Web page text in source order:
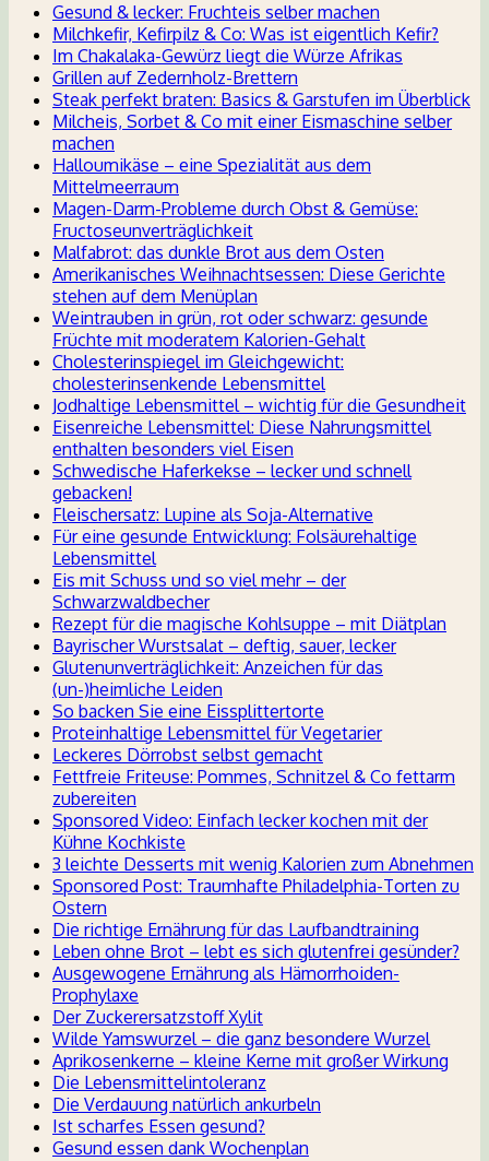
Gesund & lecker: Fruchteis selber machen
Milchkefir, Kefirpilz & Co: Was ist eigentlich Kefir?
Im Chakalaka-Gewürz liegt die Würze Afrikas
Grillen auf Zedernholz-Brettern
Steak perfekt braten: Basics & Garstufen im Überblick
Milcheis, Sorbet & Co mit einer Eismaschine selber
machen
Halloumikäse – eine Spezialität aus dem
Mittelmeerraum
Magen-Darm-Probleme durch Obst & Gemüse:
Fructoseunverträglichkeit
Malfabrot: das dunkle Brot aus dem Osten
Amerikanisches Weihnachtsessen: Diese Gerichte
stehen auf dem Menüplan
Weintrauben in grün, rot oder schwarz: gesunde
Früchte mit moderatem Kalorien-Gehalt
Cholesterinspiegel im Gleichgewicht:
cholesterinsenkende Lebensmittel
Jodhaltige Lebensmittel – wichtig für die Gesundheit
Eisenreiche Lebensmittel: Diese Nahrungsmittel
enthalten besonders viel Eisen
Schwedische Haferkekse – lecker und schnell
gebacken!
Fleischersatz: Lupine als Soja-Alternative
Für eine gesunde Entwicklung: Folsäurehaltige
Lebensmittel
Eis mit Schuss und so viel mehr – der
Schwarzwaldbecher
Rezept für die magische Kohlsuppe – mit Diätplan
Bayrischer Wurstsalat – deftig, sauer, lecker
Glutenunverträglichkeit: Anzeichen für das
(un-)heimliche Leiden
So backen Sie eine Eissplittertorte
Proteinhaltige Lebensmittel für Vegetarier
Leckeres Dörrobst selbst gemacht
Fettfreie Friteuse: Pommes, Schnitzel & Co fettarm
zubereiten
Sponsored Video: Einfach lecker kochen mit der
Kühne Kochkiste
3 leichte Desserts mit wenig Kalorien zum Abnehmen
Sponsored Post: Traumhafte Philadelphia-Torten zu
Ostern
Die richtige Ernährung für das Laufbandtraining
Leben ohne Brot – lebt es sich glutenfrei gesünder?
Ausgewogene Ernährung als Hämorrhoiden-
Prophylaxe
Der Zuckerersatzstoff Xylit
Wilde Yamswurzel – die ganz besondere Wurzel
Aprikosenkerne – kleine Kerne mit großer Wirkung
Die Lebensmittelintoleranz
Die Verdauung natürlich ankurbeln
Ist scharfes Essen gesund?
Gesund essen dank Wochenplan